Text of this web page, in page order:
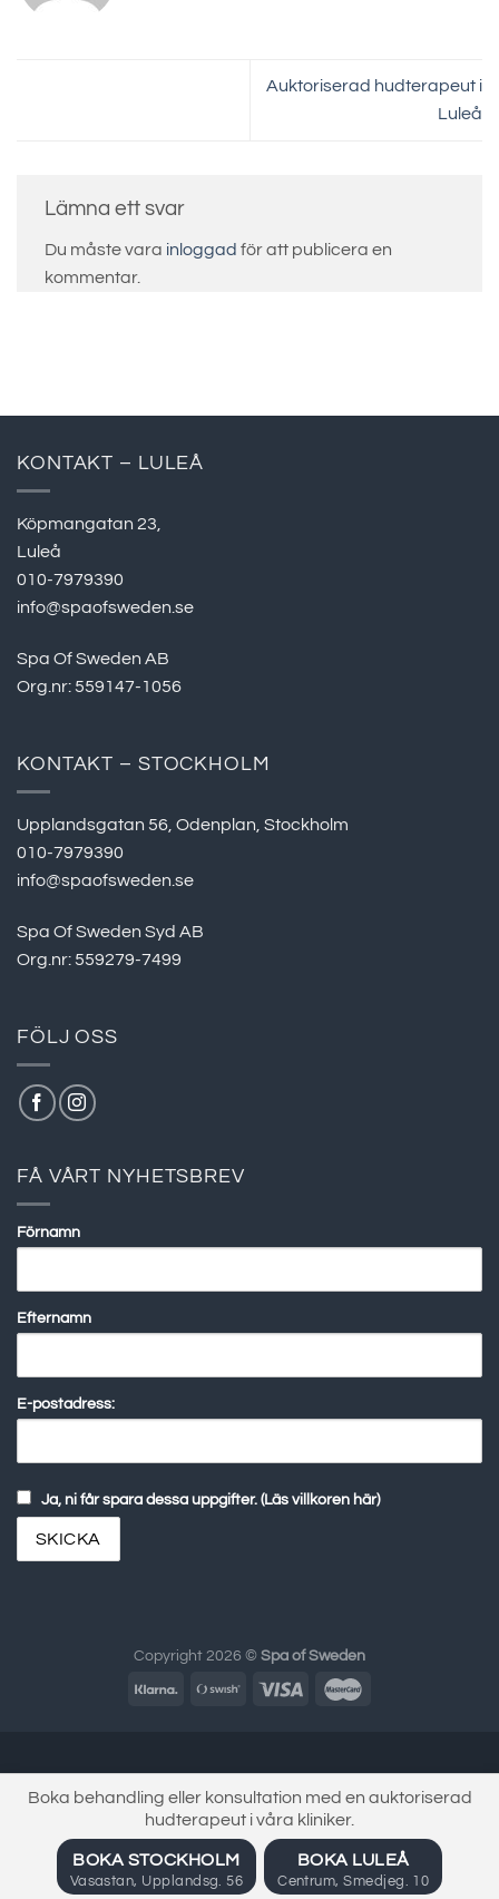
Auktoriserad hudterapeut i
Luleå
Lämna ett svar
Du måste vara inloggad för att publicera en
kommentar.
KONTAKT – LULEÅ
Köpmangatan 23,
Luleå
010-7979390
info@spaofsweden.se
Spa Of Sweden AB
Org.nr: 559147-1056
KONTAKT – STOCKHOLM
Upplandsgatan 56, Odenplan, Stockholm
010-7979390
info@spaofsweden.se
Spa Of Sweden Syd AB
Org.nr: 559279-7499
FÖLJ OSS
FÅ VÅRT NYHETSBREV
Förnamn
Efternamn
E-postadress:
Ja, ni får spara dessa uppgifter. (Läs villkoren här)
Copyright 2026 © Spa of Sweden
Boka behandling eller konsultation med en auktoriserad
hudterapeut i våra kliniker.
BOKA STOCKHOLM
Vasastan, Upplandsg. 56
BOKA LULEÅ
Centrum, Smedjeg. 10